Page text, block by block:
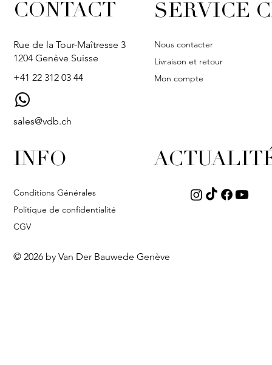
CONTACT
Rue de la Tour-Maîtresse 3
1204 Genève Suisse
+41 22 312 03 44
sales@vdb.ch
SERVICE
Nous contacter
Livraison et retour
Mon compte
INFO
Conditions Générales
Politique de confidentialité
CGV
© 2026 by Van Der Bauwede Genève